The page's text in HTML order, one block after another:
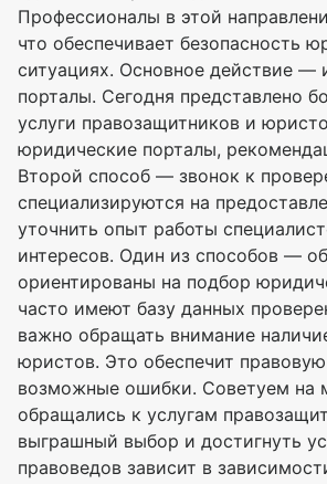
Профессионалы в этой
что обеспечивает безопасность
ситуациях. Основное действие —
порталы. Сегодня представлено
услуги правозащитников и
юридические порталы,
Второй способ — звонок к
специализируются на
уточнить опыт работы
интересов. Один из способов —
ориентированы на подбор
часто имеют базу данных
важно обращать внимание
юристов. Это обеспечит
возможные ошибки. Советуем на
обращались к услугам
выграшный выбор и достигнуть
правоведов зависит в